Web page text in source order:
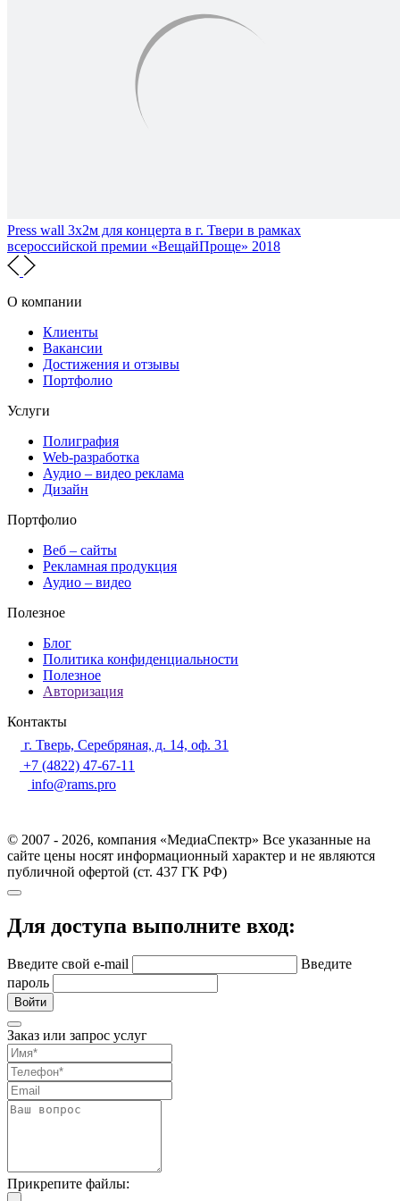
Press wall 3х2м для концерта в г. Твери в рамках
всероссийской премии «ВещайПроще» 2018
О компании
Клиенты
Вакансии
Достижения и отзывы
Портфолио
Услуги
Полиграфия
Web-разработка
Аудио – видео реклама
Дизайн
Портфолио
Веб – сайты
Рекламная продукция
Аудио – видео
Полезное
Блог
Политика конфиденциальности
Полезное
Авторизация
Контакты
г. Тверь, Серебряная, д. 14, оф. 31
+7 (4822) 47-67-11
info@rams.pro
© 2007 - 2026, компания «МедиаСпектр» Все указанные на
сайте цены носят информационный характер и не являются
публичной офертой (ст. 437 ГК РФ)
Для доступа выполните вход:
Введите свой e-mail
Введите
пароль
Войти
Заказ или запрос услуг
Прикрепите файлы: